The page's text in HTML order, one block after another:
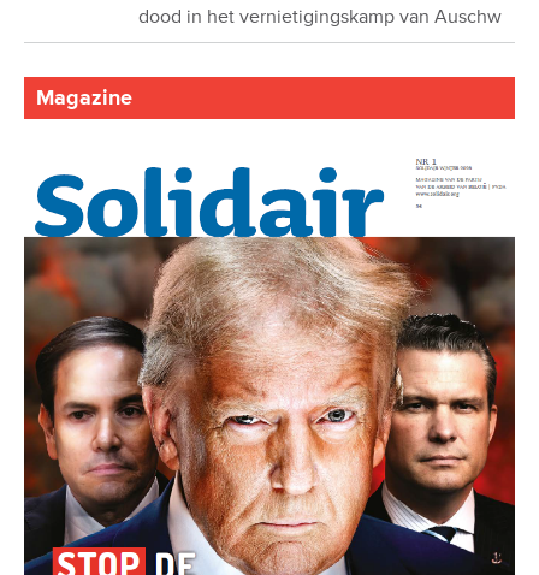
dood in het vernietigingskamp van Auschw
Magazine